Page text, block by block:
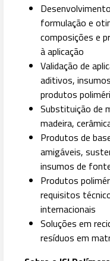
formulação e
composições e
à aplicação
Validação de
aditivos,
produtos
Substituição de
madeira,
Produtos de
amigáveis,
insumos de
Produtos
requisitos
internacionais
Soluções em
resíduos em